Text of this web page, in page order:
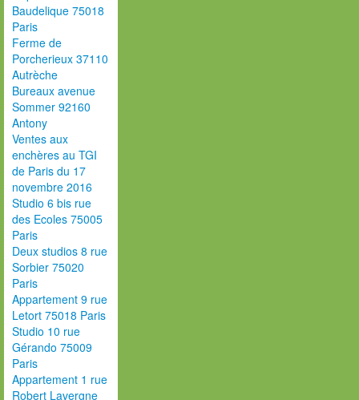
Baudelique 75018
Paris
Ferme de
Porcherieux 37110
Autrèche
Bureaux avenue
Sommer 92160
Antony
Ventes aux
enchères au TGI
de Paris du 17
novembre 2016
Studio 6 bis rue
des Ecoles 75005
Paris
Deux studios 8 rue
Sorbier 75020
Paris
Appartement 9 rue
Letort 75018 Paris
Studio 10 rue
Gérando 75009
Paris
Appartement 1 rue
Robert Lavergne